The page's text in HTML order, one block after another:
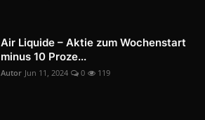
Air Liquide – Aktie zum Wochenstart
minus 10 Proze...
Autor Jun 11, 2024 0 119